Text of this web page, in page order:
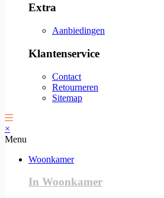
Extra
Aanbiedingen
Klantenservice
Contact
Retourneren
Sitemap
×
Menu
Woonkamer
In Woonkamer